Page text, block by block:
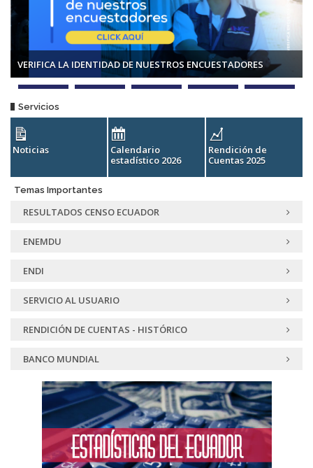
VERIFICA LA IDENTIDAD DE NUESTROS ENCUESTADORES
Servicios
Noticias
Calendario
estadístico 2026
Rendición de
Cuentas 2025
Temas Importantes
RESULTADOS CENSO ECUADOR
ENEMDU
ENDI
SERVICIO AL USUARIO
RENDICIÓN DE CUENTAS - HISTÓRICO
BANCO MUNDIAL